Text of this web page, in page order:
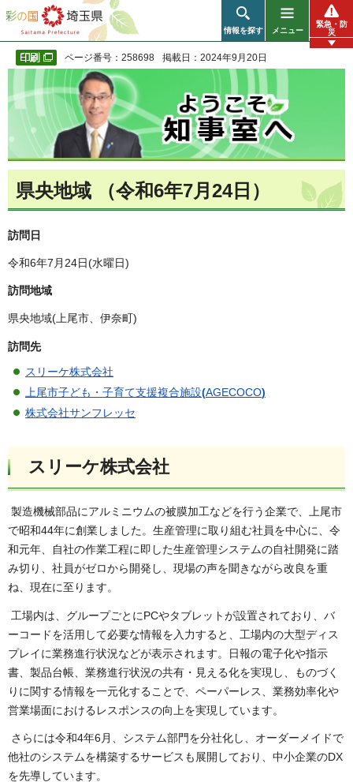
彩の国 埼玉県
情報を探す メニュー
緊急・防
災
ページ番号：258698 掲載日：2024年9月20日
県央地域 （令和6年7月24日）
訪問日
令和6年7月24日(水曜日)
訪問地域
県央地域(上尾市、伊奈町)
訪問先
スリーケ株式会社
上尾市子ども・子育て支援複合施設(AGECOCO)
株式会社サンフレッセ
スリーケ株式会社
製造機械部品にアルミニウムの被膜加工などを行う企業で、上尾市
で昭和44年に創業しました。生産管理に取り組む社員を中心に、令
和元年、自社の作業工程に即した生産管理システムの自社開発に踏
み切り、社員がゼロから開発し、現場の声を聞きながら改良を重
ね、現在に至ります。
工場内は、グループごとにPCやタブレットが設置されており、バ
ーコードを活用して必要な情報を入力すると、工場内の大型ディス
プレイに業務進行状況などが表示されます。日報の電子化や指示
書、製品台帳、業務進行状況の共有・見える化を実現し、ものづく
りに関する情報を一元化することで、ペーパーレス、業務効率化や
営業場面におけるレスポンスの向上を実現しています。
さらには令和4年6月、システム部門を分社化し、オーダーメイドで
他社のシステムを構築するサービスも展開しており、中小企業のDX
を先導しています。